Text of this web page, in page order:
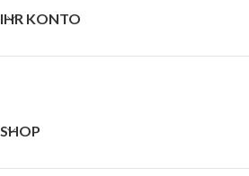
IHR KONTO
SHOP